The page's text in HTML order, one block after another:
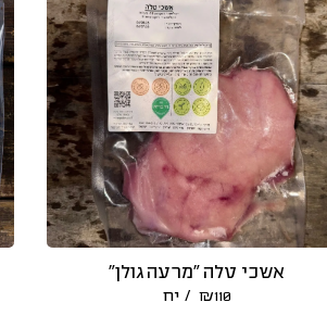
אשכי טלה “מרעה גולן”
₪110 / יח